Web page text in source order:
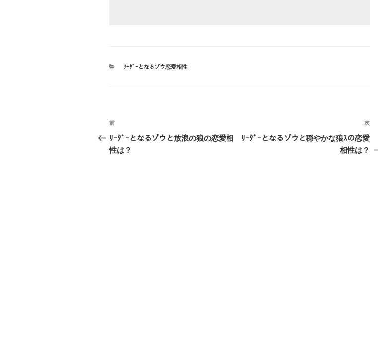
カ
ﾘｰﾀﾞｰとなるゾウ恋愛相性
投
稿
ナ
前
の
投
前
ﾘｰﾀﾞｰとなるゾウと放浪の狼の恋愛相
性は？
次
の
投
次
ﾘｰﾀﾞｰとなるゾウと穏やかな狼ｽの恋愛
相性は？